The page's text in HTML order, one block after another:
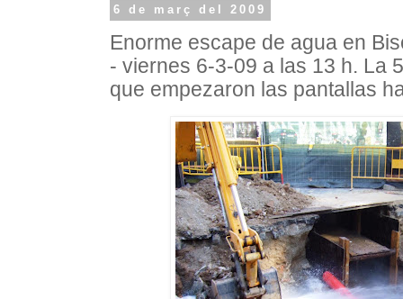
6 de març del 2009
Enorme escape de agua en
- viernes 6-3-09 a las 13 h. La
que empezaron las pantallas